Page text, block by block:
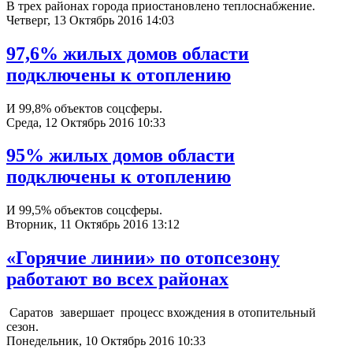
В трех районах города приостановлено теплоснабжение.
Четверг, 13 Октябрь 2016 14:03
97,6% жилых домов области
подключены к отоплению
И 99,8% объектов соцсферы.
Среда, 12 Октябрь 2016 10:33
95% жилых домов области
подключены к отоплению
И 99,5% объектов соцсферы.
Вторник, 11 Октябрь 2016 13:12
«Горячие линии» по отопсезону
работают во всех районах
Саратов завершает процесс вхождения в отопительный
сезон.
Понедельник, 10 Октябрь 2016 10:33